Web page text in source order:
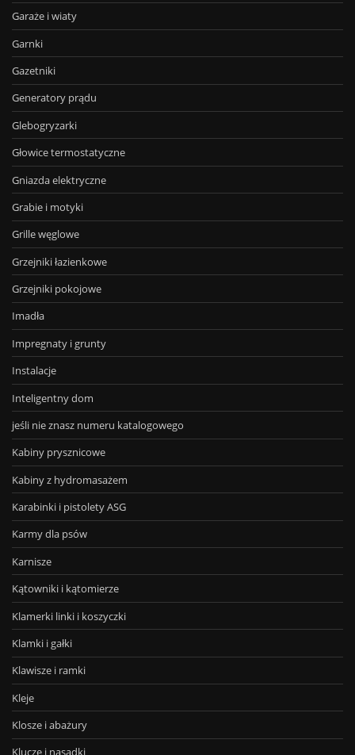
Garaże i wiaty
Garnki
Gazetniki
Generatory prądu
Glebogryzarki
Głowice termostatyczne
Gniazda elektryczne
Grabie i motyki
Grille węglowe
Grzejniki łazienkowe
Grzejniki pokojowe
Imadła
Impregnaty i grunty
Instalacje
Inteligentny dom
jeśli nie znasz numeru katalogowego
Kabiny prysznicowe
Kabiny z hydromasażem
Karabinki i pistolety ASG
Karmy dla psów
Karnisze
Kątowniki i kątomierze
Klamerki linki i koszyczki
Klamki i gałki
Klawisze i ramki
Kleje
Klosze i abażury